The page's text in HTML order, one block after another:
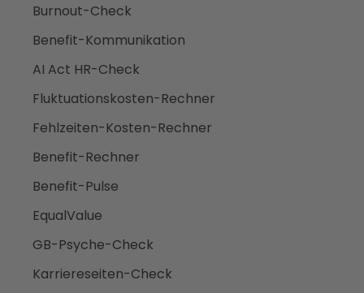
Burnout-Check
Benefit-Kommunikation
AI Act HR-Check
Fluktuationskosten-Rechner
Fehlzeiten-Kosten-Rechner
Benefit-Rechner
Benefit-Pulse
EqualValue
GB-Psyche-Check
Karriereseiten-Check